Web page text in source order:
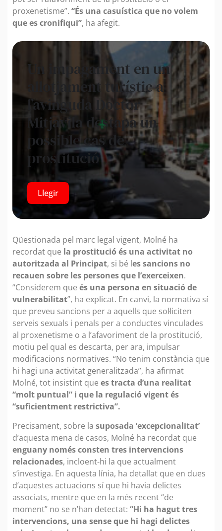
proxenetisme”. “És una casuística que no volem
que es cronifiqui”, ha afegit.
Un impagament en un
allotjament turístic a
l’avinguda Doctor
Mitjavila destapa un
possible cas de
prostitució
Llegir
Qüestionada pel marc legal vigent, Molné ha
recordat que la prostitució és una activitat no
autoritzada al Principat, si bé les sancions no
recauen sobre les persones que l’exerceixen.
“Considerem que és una persona en situació de
vulnerabilitat”, ha explicat. En canvi, la normativa sí
que preveu sancions per a aquells que sol·liciten
serveis sexuals i penals per a conductes vinculades
al proxenetisme o a l’afavoriment de la prostitució,
motiu pel qual es descarta, per ara, impulsar
modificacions normatives. “No tenim constància que
hi hagi una activitat generalitzada”, ha afirmat
Molné, tot insistint que es tracta d’una realitat
“molt puntual” i que la regulació vigent és
“suficientment restrictiva”.
Precisament, sobre la suposada ‘excepcionalitat’
d’aquesta mena de casos, Molné ha recordat que
enguany només consten tres intervencions
relacionades, incloent-hi la que actualment
s’investiga. En aquesta línia, ha detallat que en dues
d’aquestes actuacions sí que hi havia delictes
associats, mentre que en la més recent “de
moment” no se n’han detectat: “Hi ha hagut tres
intervencions, una sense que hi hagi delictes